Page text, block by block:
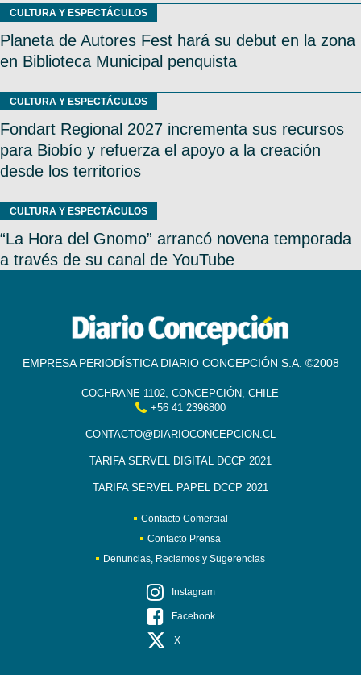
CULTURA Y ESPECTÁCULOS
Planeta de Autores Fest hará su debut en la zona
en Biblioteca Municipal penquista
CULTURA Y ESPECTÁCULOS
Fondart Regional 2027 incrementa sus recursos
para Biobío y refuerza el apoyo a la creación
desde los territorios
CULTURA Y ESPECTÁCULOS
“La Hora del Gnomo” arrancó novena temporada
a través de su canal de YouTube
EMPRESA PERIODÍSTICA DIARIO CONCEPCIÓN S.A. ©2008
COCHRANE 1102, CONCEPCIÓN, CHILE
+56 41 2396800
CONTACTO@DIARIOCONCEPCION.CL
TARIFA SERVEL DIGITAL DCCP 2021
TARIFA SERVEL PAPEL DCCP 2021
Contacto Comercial
Contacto Prensa
Denuncias, Reclamos y Sugerencias
Instagram
Facebook
X